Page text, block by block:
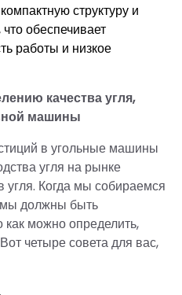
структуру и
обеспечивает
работы и низкое
качества угля,
машины
в угольные машины
угля на рынке
угля. Когда мы собираемся
мы должны быть
как можно определить,
четыре совета для вас,